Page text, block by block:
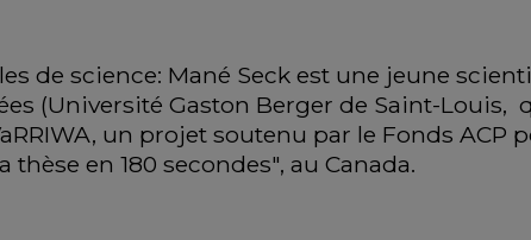
de science: Mané Seck est une jeune
(Université Gaston Berger de Saint-Louis,
un projet soutenu par le Fonds ACP
en 180 secondes", au Canada.